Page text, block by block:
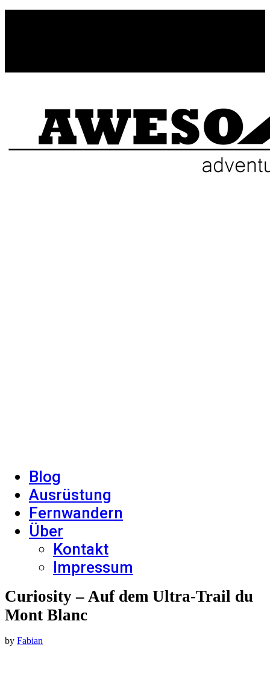
Blog
Ausrüstung
Fernwandern
Über
Kontakt
Impressum
Curiosity – Auf dem Ultra-Trail du
Mont Blanc
by Fabian